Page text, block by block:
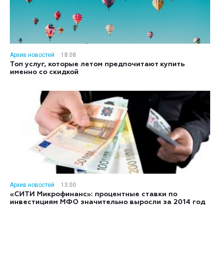
Архив новостей
18:08
Топ услуг, которые летом предпочитают купить
именно со скидкой
Архив новостей
13:00
«СИТИ Микрофинанс»: процентные ставки по
инвестициям МФО значительно выросли за 2014 год